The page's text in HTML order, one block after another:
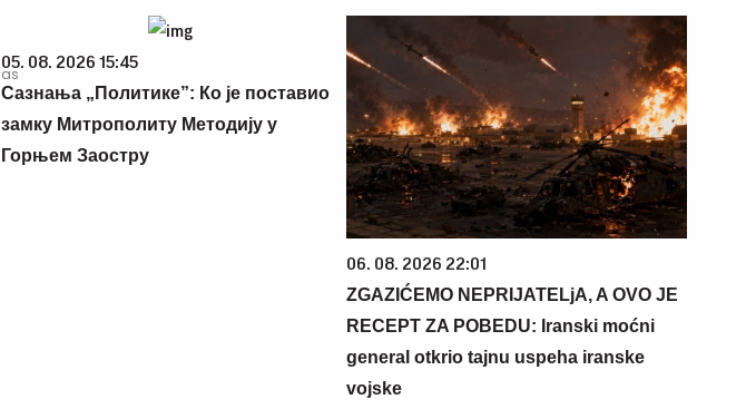
05. 08. 2026 15:45
Сазнања „Политике”: Ко је поставио
замку Митрополиту Методију у
Горњем Заостру
06. 08. 2026 22:01
ZGAZIĆEMO NEPRIJATELjA, A OVO JE
RECEPT ZA POBEDU: Iranski moćni
general otkrio tajnu uspeha iranske
vojske